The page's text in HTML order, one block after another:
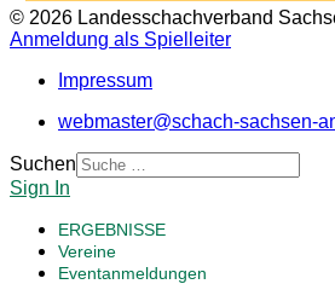
© 2026 Landesschachverband
Anmeldung als Spielleiter
Impressum
webmaster@schach-sachsen-
Suchen
Sign In
ERGEBNISSE
Vereine
Eventanmeldungen